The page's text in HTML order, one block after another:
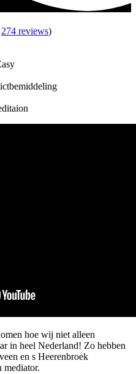
274 reviews)
hoe wij niet alleen
in heel Nederland! Zo hebben
en s Heerenbroek
mediator.